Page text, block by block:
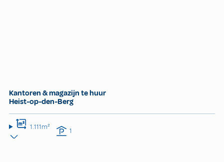
Kantoren & magazijn te huur
Heist-op-den-Berg
1.111m² 1